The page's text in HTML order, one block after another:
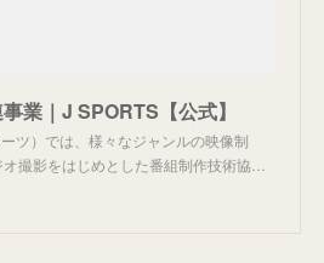
業｜J SPORTS【公式】
ツ）では、様々なジャンルの映像制
撮影をはじめとした番組制作技術協…